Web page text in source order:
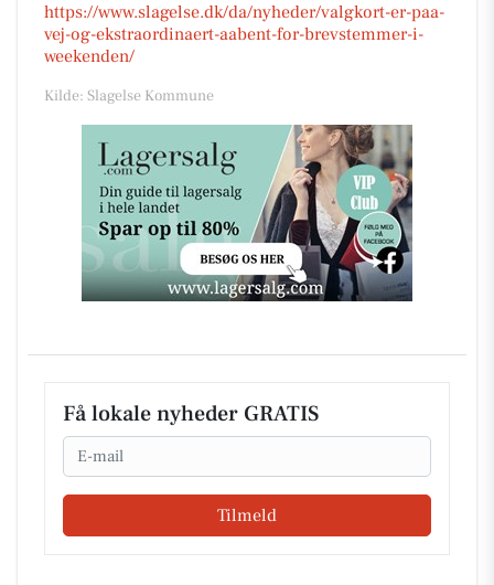
https://www.slagelse.dk/da/nyheder/valgkort-er-paa-
vej-og-ekstraordinaert-aabent-for-brevstemmer-i-
weekenden/
Kilde: Slagelse Kommune
Få lokale nyheder GRATIS
Email
Tilmeld